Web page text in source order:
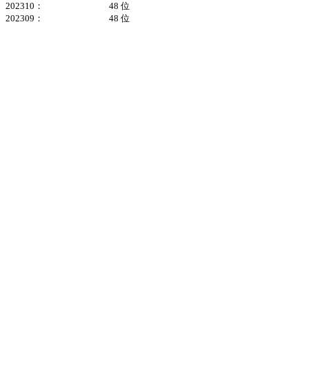
202310：
48 位
202309：
48 位